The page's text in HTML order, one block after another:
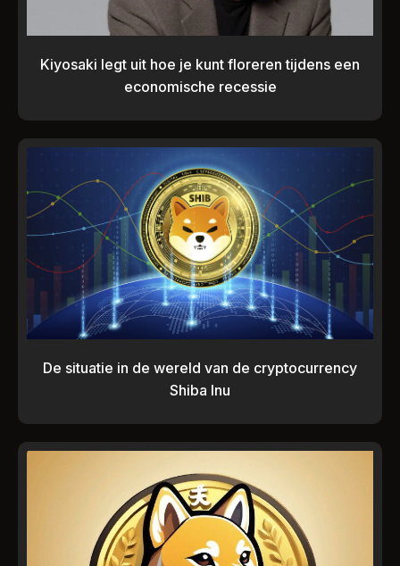
Kiyosaki legt uit hoe je kunt floreren tijdens een
economische recessie
De situatie in de wereld van de cryptocurrency
Shiba Inu